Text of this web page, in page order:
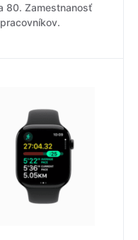
80. Zamestnanosť